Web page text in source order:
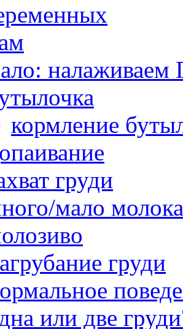
налаживаем
кормление
груди
мало молока
груди
или две